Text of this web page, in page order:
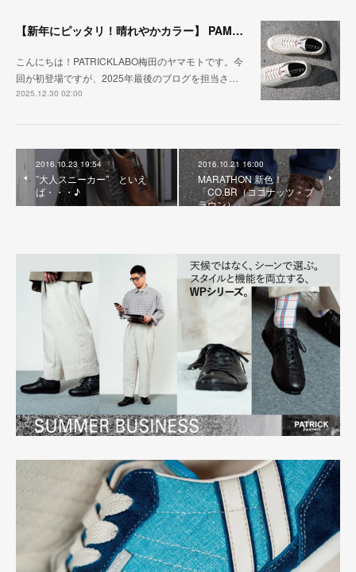
【新年にピッタリ！晴れやかカラー】 PAMIR-ECR
こんにちは！PATRICKLABO梅田のヤマモトです。今
回が初登場ですが、2025年最後のブログを担当さ…
2025.12.30 02:00
2016.10.23 19:54
”大人スニーカー” といえ
ば・・・♪
2016.10.21 16:00
MARATHON 新色！
「CO.BR（ココナッツ・ブ
ラウン）」